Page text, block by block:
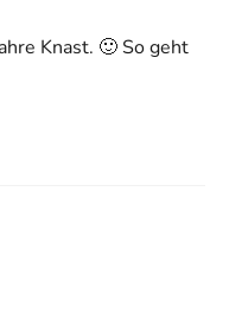
Knast. 🙂 So geht